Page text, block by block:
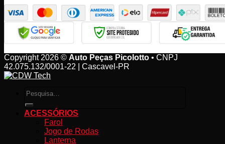
Copyright 2026 © Auto Peças Picolotto • CNPJ
42.075.132/0001-22 | Cascavel-PR
Pesquisar
por:
ACESSÓRIOS
Farol
Jogo de Rodas
Lanterna